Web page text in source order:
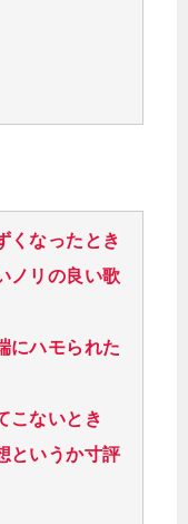
くなったとき
ノリの良い歌
にハモられた
こないとき
というか寸評